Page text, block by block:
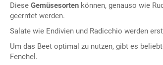
Diese Gemüsesorten können, genauso wie
geerntet werden.
Salate wie Endivien und Radicchio werden
Um das Beet optimal zu nutzen, gibt es
Fenchel.